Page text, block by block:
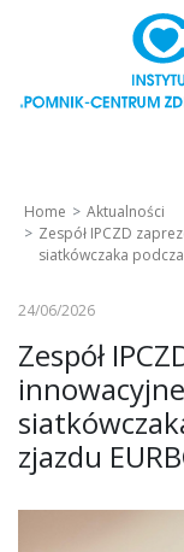
Home
Aktualności
Zespół IPCZD
siatkówczaka
24/06/2026
Zespół
zjazdu